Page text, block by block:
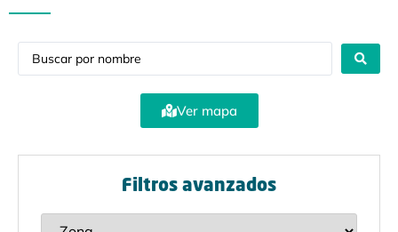
Ver mapa
Filtros avanzados